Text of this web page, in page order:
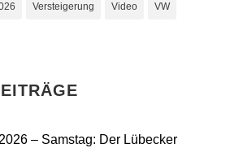
Versteigerung Video VW
– Samstag: Der Lübecker